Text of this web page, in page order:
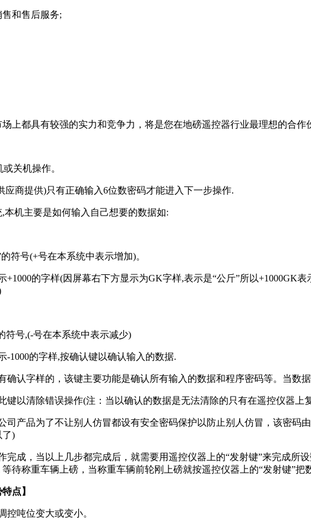
和售后服务;
都具有较强的实力和竞争力，将是您在地磅遥控器行业最理想的合作
关机操作。
商提供)只有正确输入6位数密码才能进入下一步操作.
机主要是如何输入自己想要的数据如:
号(+号在本系统中表示增加)。
的字样(因屏幕右下方显示为GK字样,表示是“公斤”所以+1000GK表
号,(-号在本系统中表示减少)
的字样,按确认键以确认输入的数据.
认字样的，该键主要功能是确认所有输入的数据和程序密码等。当数
以清除错误操作(注：当以确认的数据是无法清除的只有在遥控仪器上
产品为了不让别人仿冒都设有安全密码保护以防止别人仿冒，该密码
了)
，当以上几步都完成后，就需要用遥控仪器上的“发射键”来完成所
待称重车辆上磅，当称重车辆前轮刚上磅就按遥控仪器上的“发射键”
点】
吨位变大或变小。